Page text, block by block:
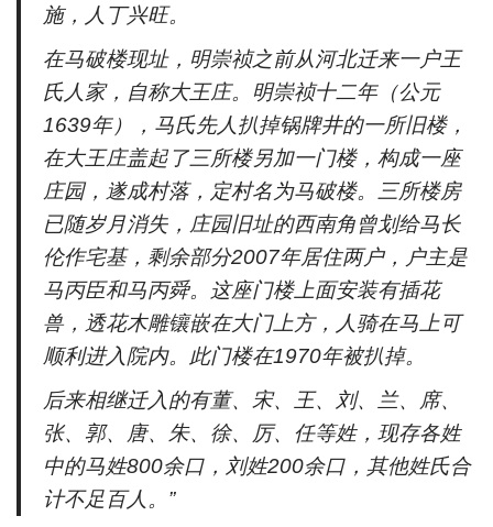
施，人丁兴旺。
在马破楼现址，明崇祯之前从河北迁来一户王
氏人家，自称大王庄。明崇祯十二年（公元
1639年），马氏先人扒掉锅牌井的一所旧楼，
在大王庄盖起了三所楼另加一门楼，构成一座
庄园，遂成村落，定村名为马破楼。三所楼房
已随岁月消失，庄园旧址的西南角曾划给马长
伦作宅基，剩余部分2007年居住两户，户主是
马丙臣和马丙舜。这座门楼上面安装有插花
兽，透花木雕镶嵌在大门上方，人骑在马上可
顺利进入院内。此门楼在1970年被扒掉。
后来相继迁入的有董、宋、王、刘、兰、席、
张、郭、唐、朱、徐、厉、任等姓，现存各姓
中的马姓800余口，刘姓200余口，其他姓氏合
计不足百人。”